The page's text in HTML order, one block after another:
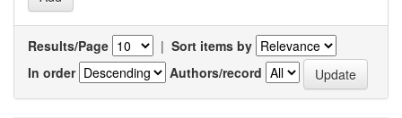
Results/Page | Sort items by
In order
Authors/record